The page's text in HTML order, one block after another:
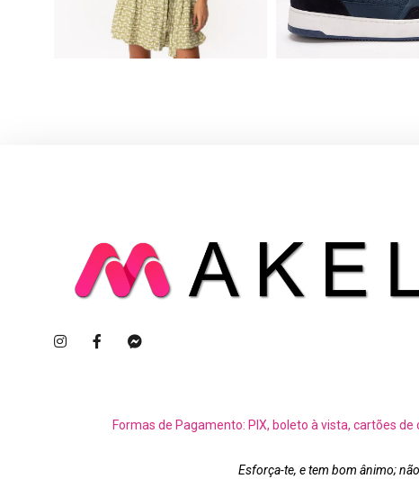
Formas de Pagamento: PIX, boleto à vista, cartões
Esforça-te, e tem bom ânimo;